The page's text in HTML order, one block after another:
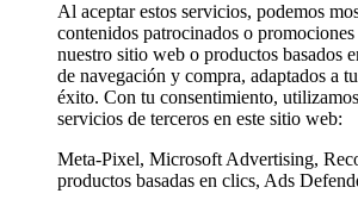
Al aceptar estos servicios, podemos
contenidos patrocinados o promociones
nuestro sitio web o productos basados
de navegación y compra, adaptados a
éxito. Con tu consentimiento,
servicios de terceros en este sitio web:
Meta-Pixel, Microsoft Advertising,
productos basadas en clics, Ads